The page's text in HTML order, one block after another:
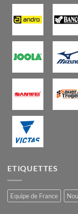
ETIQUETTES
Equipe de France